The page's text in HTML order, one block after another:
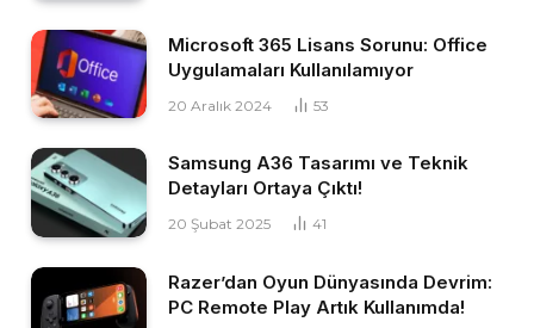
Microsoft 365 Lisans Sorunu: Office
Uygulamaları Kullanılamıyor
20 Aralık 2024 53
Samsung A36 Tasarımı ve Teknik
Detayları Ortaya Çıktı!
20 Şubat 2025 41
Razer’dan Oyun Dünyasında Devrim:
PC Remote Play Artık Kullanımda!